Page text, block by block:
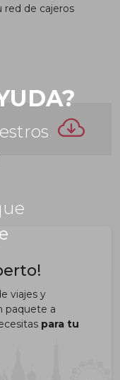
red de cajeros
viajes y
paquete a
para tu